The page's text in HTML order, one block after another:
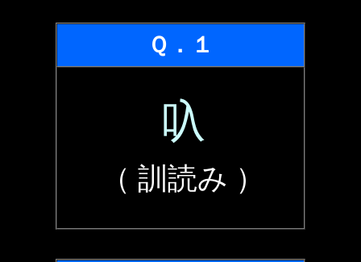
Ｑ．１
叺
（ 訓読み ）